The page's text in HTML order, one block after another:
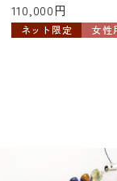
110,000円
ネット限定 女性